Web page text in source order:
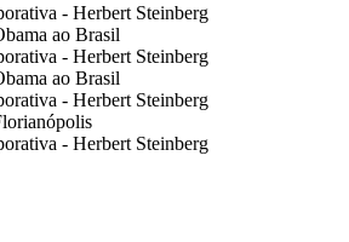
- Herbert Steinberg
ao Brasil
- Herbert Steinberg
ao Brasil
- Herbert Steinberg
- Herbert Steinberg